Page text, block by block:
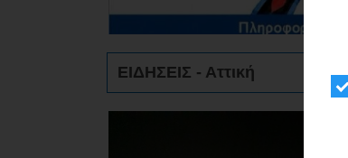
ΕΞΟΔΟΣ
ΠΕΡΙΒΑΛΛΟΝ
ΚΑΤΟΙΚΙΔΙΟ
ΕΙΔΗΣΕΙΣ - Αττική